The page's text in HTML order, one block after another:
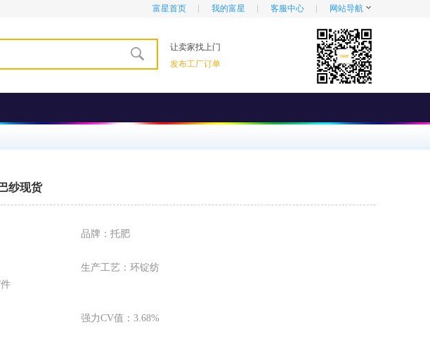
富星首页 我的富星 客服中心 网站导航
让卖家找上门
发布工厂订单
纱现货
品牌： 托肥
生产工艺 ： 环锭纺
强力CV值 ： 3.68%